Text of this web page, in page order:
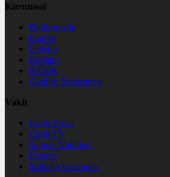
Kurumsal
Hakkımızda
Künye
İletişim
Reklam
KVKK
Gizlilik Sözleşmesi
Vakit
Canlı Borsa
Canlı TV
Namaz Vakitleri
Eczane
Nöbetçi Eczaneler